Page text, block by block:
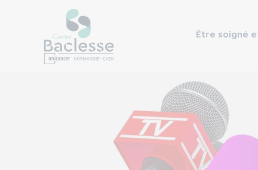
Être soigné